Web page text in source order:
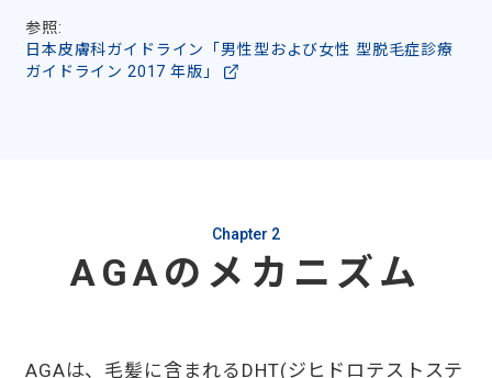
参照:
日本皮膚科ガイドライン「男性型および女性 型脱毛症診療
ガイドライン 2017 年版」
Chapter 2
AGAのメカニズム
AGAは、毛髪に含まれるDHT(ジヒドロテストステ